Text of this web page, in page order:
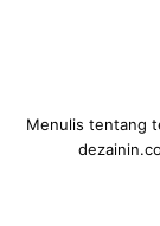
Menulis tentang